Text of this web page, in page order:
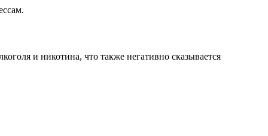
и никотина, что также негативно сказывается